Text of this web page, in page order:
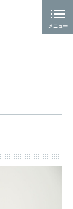
メニュー
閉じる